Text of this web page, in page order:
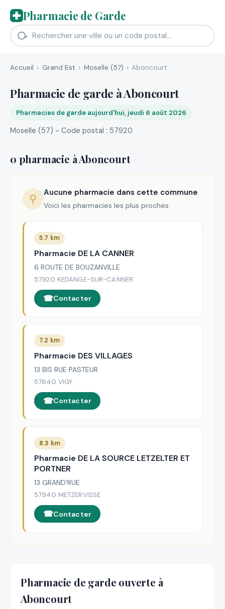
Pharmacie de Garde
Accueil Grand Est Moselle (57) Aboncourt
Pharmacie de garde à Aboncourt
Pharmacies de garde aujourd'hui, jeudi 6 août 2026
Moselle (57) - Code postal : 57920
0 pharmacie à Aboncourt
⚲ Aucune pharmacie dans cette commune
Voici les pharmacies les plus proches
5.7 km
Pharmacie DE LA CANNER
6 ROUTE DE BOUZANVILLE
57920 KEDANGE-SUR-CANNER
Contacter
7.2 km
Pharmacie DES VILLAGES
13 BIS RUE PASTEUR
57640 VIGY
Contacter
8.3 km
Pharmacie DE LA SOURCE LETZELTER ET
PORTNER
13 GRAND'RUE
57940 METZERVISSE
Contacter
Pharmacie de garde ouverte à
Aboncourt